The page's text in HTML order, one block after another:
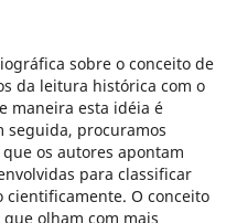
sobre o conceito de
da leitura histórica com o
maneira esta idéia é
seguida, procuramos
os autores apontam
para classificar
O conceito
olham com mais